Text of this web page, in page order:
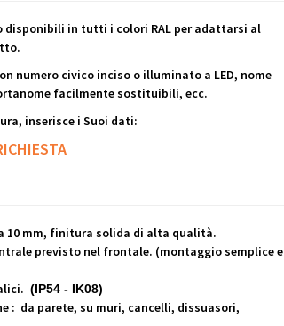
in tutti i colori RAL per adattarsi al
numero civico inciso o illuminato a LED, nome
facilmente sostituibili, ecc.
inserisce i Suoi dati:
10 mm, finitura solida di alta qualità.
previsto nel frontale. (montaggio semplice e
(IP54 - IK08)
: da parete, su muri, cancelli, dissuasori,